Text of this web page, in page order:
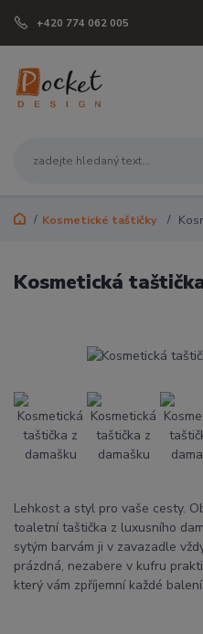
+420 774 062 005
Kosmetické taštičky
Kosmetická
Lehkost a styl pro vaše cesty.
toaletní taštička z luxusního
sytým barvám ji v zavazadle
prázdná, nezabere v kufru
který vám zpříjemní každé balení.